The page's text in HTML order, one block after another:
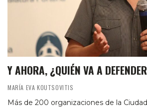
Y AHORA, ¿QUIÉN VA A
MARÍA EVA KOUTSOVITIS
Más de 200 organizaciones de la